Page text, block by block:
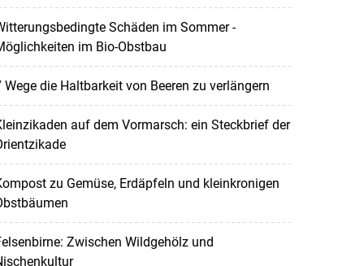
Schäden im Sommer -
im Bio-Obstbau
Wege die Haltbarkeit von Beeren zu verlängern
auf dem Vormarsch: ein Steckbrief der
zu Gemüse, Erdäpfeln und kleinkronigen
Zwischen Wildgehölz und